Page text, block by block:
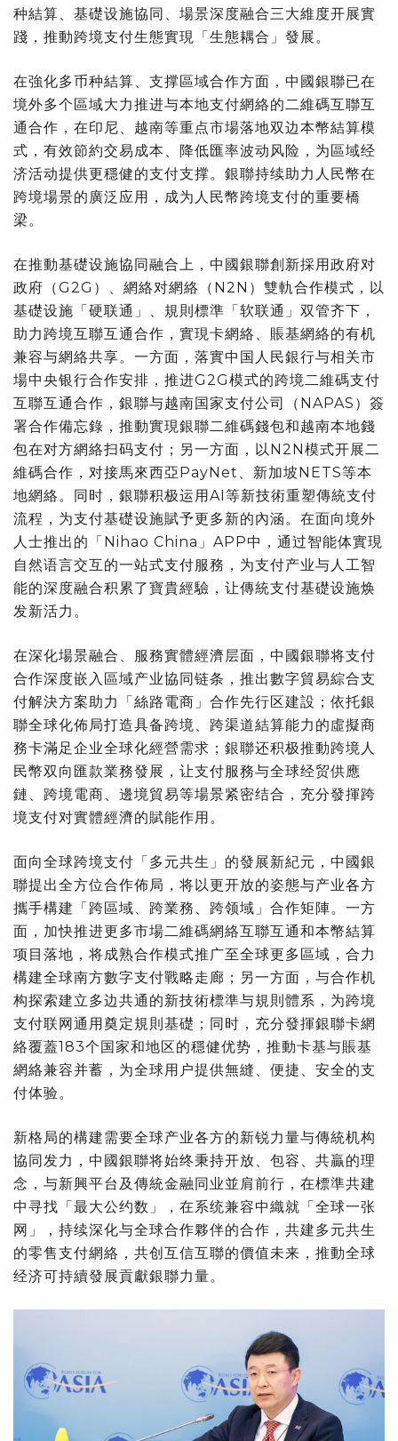
种結算、基礎设施協同、場景深度融合三大維度开展實
踐，推動跨境支付生態實現「生態耦合」發展。
在強化多币种結算、支撑區域合作方面，中國銀聯已在
境外多个區域大力推进与本地支付網絡的二維碼互聯互
通合作，在印尼、越南等重点市場落地双边本幣結算模
式，有效節約交易成本、降低匯率波动风险，为區域经
济活动提供更穩健的支付支撑。銀聯持续助力人民幣在
跨境場景的廣泛应用，成为人民幣跨境支付的重要橋
梁。
在推動基礎设施協同融合上，中國銀聯創新採用政府对
政府（G2G）、網絡对網絡（N2N）雙軌合作模式，以
基礎设施「硬联通」、規則標準「软联通」双管齐下，
助力跨境互聯互通合作，實現卡網絡、賬基網絡的有机
兼容与網絡共享。一方面，落實中国人民銀行与相关市
場中央银行合作安排，推进G2G模式的跨境二維碼支付
互聯互通合作，銀聯与越南国家支付公司（NAPAS）簽
署合作備忘錄，推動實現銀聯二維碼錢包和越南本地錢
包在对方網絡扫码支付；另一方面，以N2N模式开展二
維碼合作，对接馬來西亞PayNet、新加坡NETS等本
地網絡。同时，銀聯积极运用AI等新技術重塑傳統支付
流程，为支付基礎设施賦予更多新的內涵。在面向境外
人士推出的「Nihao China」APP中，通过智能体實現
自然语言交互的一站式支付服務，为支付产业与人工智
能的深度融合积累了寶貴經驗，让傳統支付基礎设施焕
发新活力。
在深化場景融合、服務實體經濟层面，中國銀聯将支付
合作深度嵌入區域产业協同链条，推出數字貿易綜合支
付解決方案助力「絲路電商」合作先行区建設；依托銀
聯全球化佈局打造具备跨境、跨渠道結算能力的虛擬商
務卡滿足企业全球化經營需求；銀聯还积极推動跨境人
民幣双向匯款業務發展，让支付服務与全球经贸供應
鏈、跨境電商、邊境貿易等場景紧密结合，充分發揮跨
境支付对實體經濟的賦能作用。
面向全球跨境支付「多元共生」的發展新紀元，中國銀
聯提出全方位合作佈局，将以更开放的姿態与产业各方
攜手構建「跨區域、跨業務、跨领域」合作矩陣。一方
面，加快推进更多市場二維碼網絡互聯互通和本幣結算
项目落地，将成熟合作模式推广至全球更多區域，合力
構建全球南方數字支付戰略走廊；另一方面，与合作机
构探索建立多边共通的新技術標準与規則體系，为跨境
支付联网通用奠定規則基礎；同时，充分發揮銀聯卡網
絡覆蓋183个国家和地区的穩健优势，推動卡基与賬基
網絡兼容并蓄，为全球用户提供無縫、便捷、安全的支
付体验。
新格局的構建需要全球产业各方的新锐力量与傳統机构
協同发力，中國銀聯将始终秉持开放、包容、共贏的理
念，与新興平台及傳統金融同业並肩前行，在標準共建
中寻找「最大公约数」，在系统兼容中織就「全球一张
网」，持续深化与全球合作夥伴的合作，共建多元共生
的零售支付網絡，共创互信互聯的價值未来，推動全球
经济可持續發展貢獻銀聯力量。